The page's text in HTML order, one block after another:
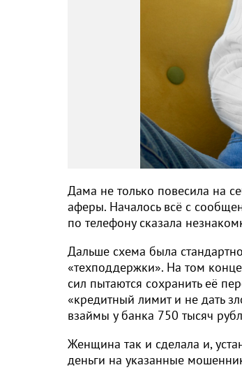
Дама не только повесила на
аферы. Началось всё с
по телефону сказала
Дальше схема была
«техподдержки». На том
сил пытаются сохранить её
«кредитный лимит и не дать
взаймы у банка 750 тысяч
Женщина так и сделала и,
деньги на указанные